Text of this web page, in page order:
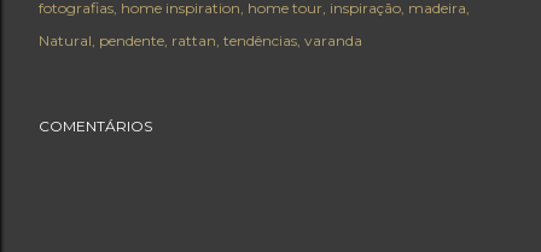
fotografias home inspiration home tour inspiração madeira
Natural pendente rattan tendências varanda
COMENTÁRIOS